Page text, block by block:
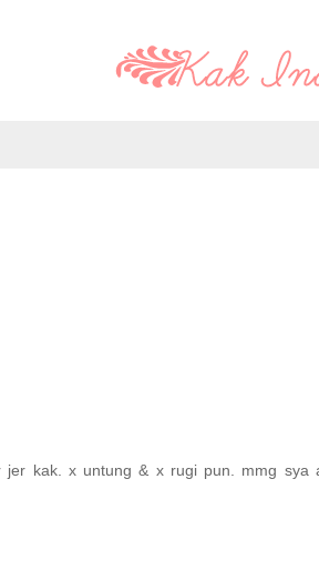
kak. x untung & x rugi pun. mmg sya